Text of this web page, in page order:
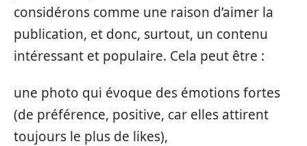
considérons comme une raison d’aimer la
publication, et donc, surtout, un contenu
intéressant et populaire. Cela peut être :
une photo qui évoque des émotions fortes
(de préférence, positive, car elles attirent
toujours le plus de likes),